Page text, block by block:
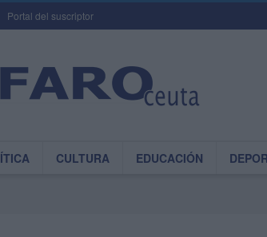
Portal del suscriptor
CULTURA EDUCACIÓN